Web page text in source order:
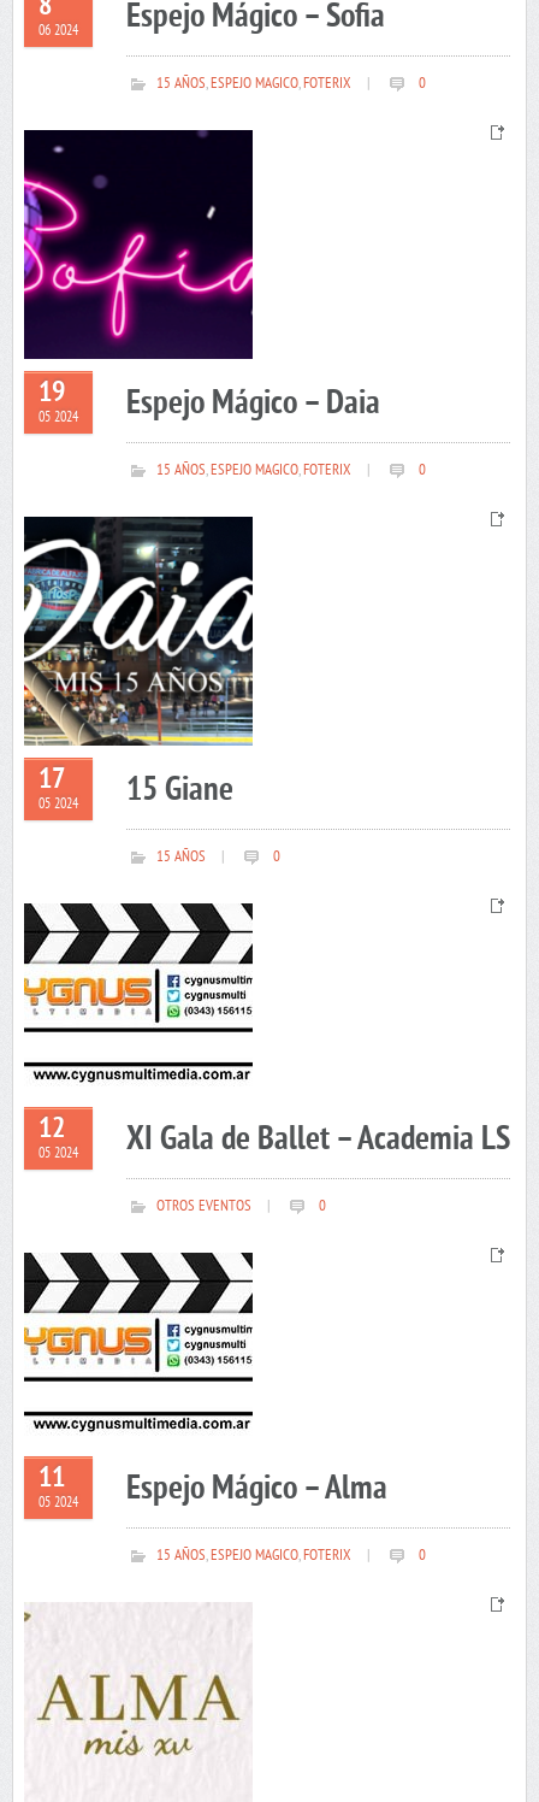
06 2024 Espejo Mágico – Sofia
15 AÑOS,ESPEJO MAGICO,FOTERIX 0
19
05 2024 Espejo Mágico – Daia
15 AÑOS,ESPEJO MAGICO,FOTERIX 0
17
05 2024 15 Giane
15 AÑOS 0
12
05 2024 XI Gala de Ballet – Academia LS
OTROS EVENTOS 0
11
05 2024 Espejo Mágico – Alma
15 AÑOS,ESPEJO MAGICO,FOTERIX 0